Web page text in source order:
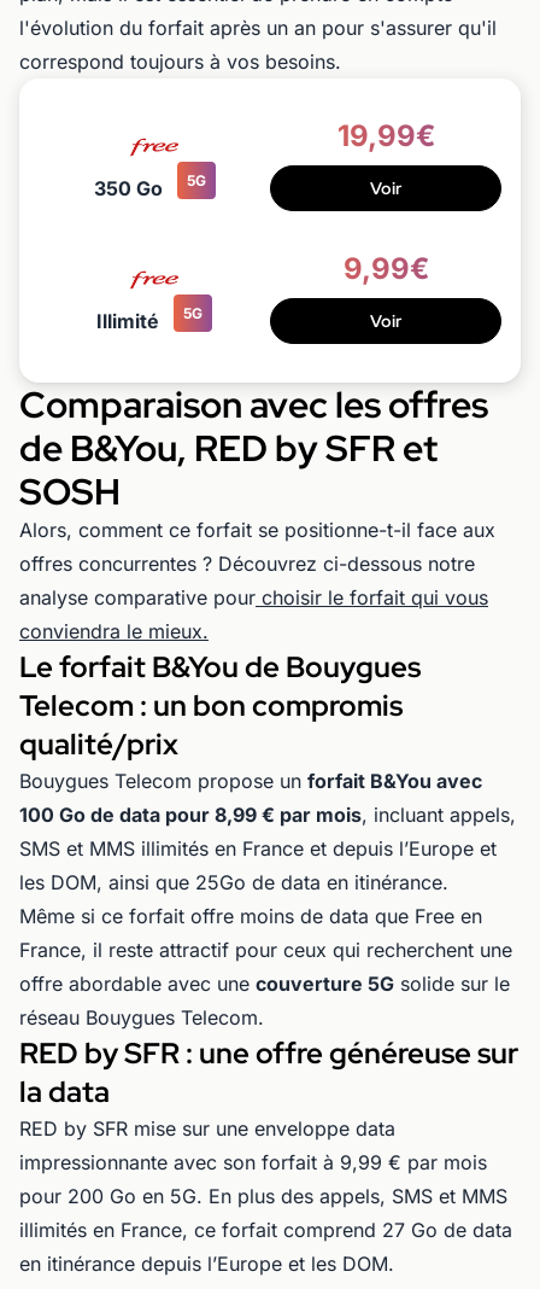
l'évolution du forfait après un an pour s'assurer qu'il
correspond toujours à vos besoins.
350 Go 5G
19,99€
Voir
Illimité 5G
9,99€
Voir
Comparaison avec les offres
de B&You, RED by SFR et
SOSH
Alors, comment ce forfait se positionne-t-il face aux
offres concurrentes ? Découvrez ci-dessous notre
analyse comparative pour choisir le forfait qui vous
conviendra le mieux.
Le forfait B&You de Bouygues
Telecom : un bon compromis
qualité/prix
Bouygues Telecom propose un forfait B&You avec
100 Go de data pour 8,99 € par mois, incluant appels,
SMS et MMS illimités en France et depuis l’Europe et
les DOM, ainsi que 25Go de data en itinérance.
Même si ce forfait offre moins de data que Free en
France, il reste attractif pour ceux qui recherchent une
offre abordable avec une couverture 5G solide sur le
réseau Bouygues Telecom.
RED by SFR : une offre généreuse sur
la data
RED by SFR mise sur une enveloppe data
impressionnante avec son forfait à 9,99 € par mois
pour 200 Go en 5G. En plus des appels, SMS et MMS
illimités en France, ce forfait comprend 27 Go de data
en itinérance depuis l’Europe et les DOM.